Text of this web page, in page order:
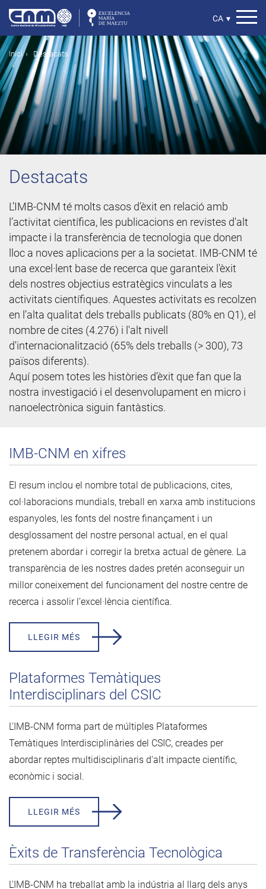
contingut
Select
language
CA ▾
Fil
d'ariadna
Inici Destacats
Destacats
L’IMB-CNM té molts casos d’èxit en relació amb
l’activitat científica, les publicacions en revistes d'alt
impacte i la transferència de tecnologia que donen
lloc a noves aplicacions per a la societat. IMB-CNM té
una excel·lent base de recerca que garanteix l'èxit
dels nostres objectius estratègics vinculats a les
activitats científiques. Aquestes activitats es recolzen
en l’alta qualitat dels treballs publicats (80% en Q1), el
nombre de cites (4.276) i l'alt nivell
d'internacionalització (65% dels treballs (> 300), 73
països diferents).
Aquí posem totes les històries d’èxit que fan que la
nostra investigació i el desenvolupament en micro i
nanoelectrònica siguin fantàstics.
IMB-CNM en xifres
El resum inclou el nombre total de publicacions, cites,
col·laboracions mundials, treball en xarxa amb institucions
espanyoles, les fonts del nostre finançament i un
desglossament del nostre personal actual, en el qual
pretenem abordar i corregir la bretxa actual de gènere. La
transparència de les nostres dades pretén aconseguir un
millor coneixement del funcionament del nostre centre de
recerca i assolir l’excel·lència científica.
LLEGIR MÉS
Plataformes Temàtiques
Interdisciplinars del CSIC
L'IMB-CNM forma part de múltiples Plataformes
Temàtiques Interdisciplinàries del CSIC, creades per
abordar reptes multidisciplinaris d'alt impacte científic,
econòmic i social.
LLEGIR MÉS
Èxits de Transferència Tecnològica
L'IMB-CNM ha treballat amb la indústria al llarg dels anys